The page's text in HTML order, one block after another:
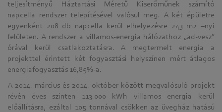
teljesítményű Háztartási Méretű Kiserőműnek számító
napcella rendszer telepítésével valósul meg. A két épületre
egyenként 208 db napcella kerül elhelyezésre 243 m2 –nyi
felületen. A rendszer a villamos-energia hálózathoz „ad-vesz”
órával kerül csatlakoztatásra. A megtermelt energia a
projekttel érintett két fogyasztási helyszínen mért átlagos
energiafogyasztás 16,85%-a.
A 2014. március és 2014. október között megvalósuló projekt
révén éves szinten 113.000 kWh villamos energia kerül
előállításra, ezáltal 105 tonnával csökken az üvegház hatású